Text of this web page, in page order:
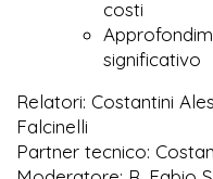
costi
significativo
Relatori: Costantini
Falcinelli
Partner tecnico: